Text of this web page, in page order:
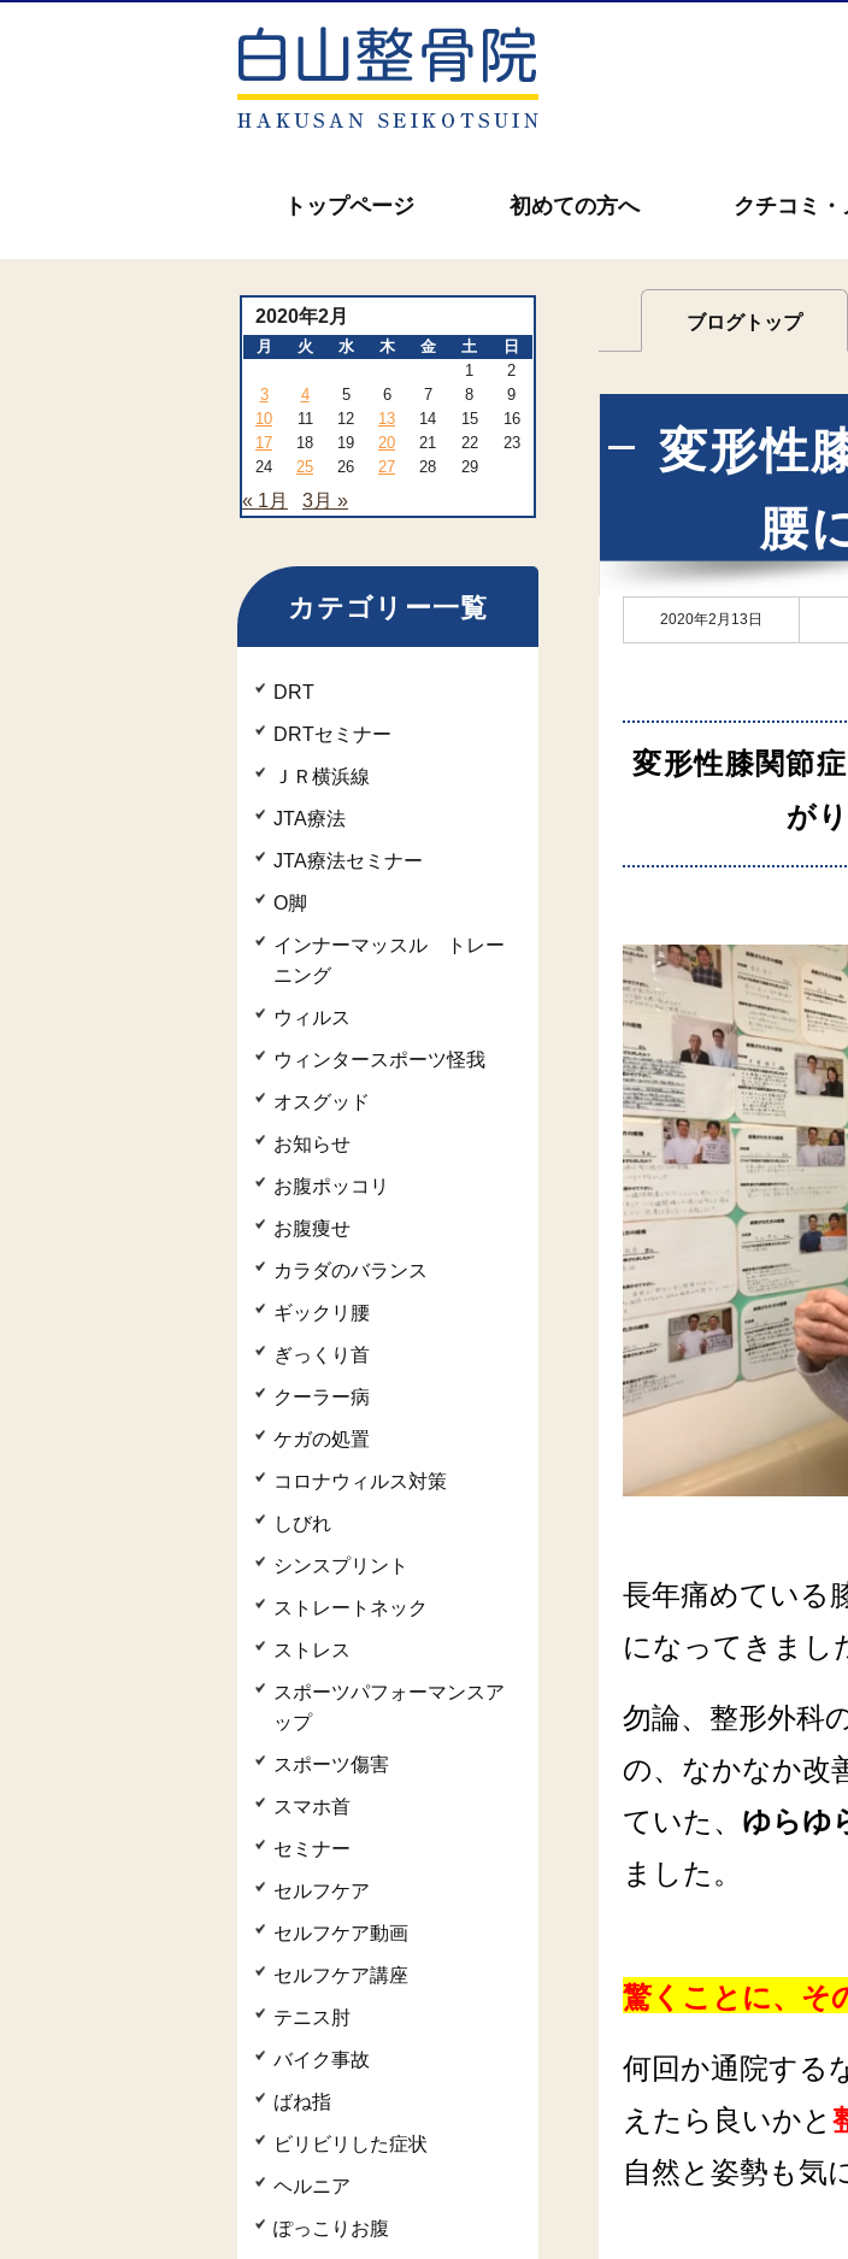
トップページ 初めての方へ クチコミ
ブログトップ
変形性
腰
2020年2月13日
変形性膝関節
が
長年痛めている
になってきまし
勿論、整形外科
の、なかなか改
ていた、 ゆらゆ
ました。
驚くことに、そ
何回か通院する
えたら良いかと
自然と姿勢も気
2020年2月
月 火 水 木 金 土
日
1
2
3
4 5 6 7 8
9
10
11 12 13 14 15
16
17
18 19 20 21 22
23
24
25 26 27 28 29
« 1月 3月 »
カテゴリー一覧
DRT
DRTセミナー
ＪＲ横浜線
JTA療法
JTA療法セミナー
O脚
インナーマッスル トレー
ニング
ウィルス
ウィンタースポーツ怪我
オスグッド
お知らせ
お腹ポッコリ
お腹痩せ
カラダのバランス
ギックリ腰
ぎっくり首
クーラー病
ケガの処置
コロナウィルス対策
しびれ
シンスプリント
ストレートネック
ストレス
スポーツパフォーマンスア
ップ
スポーツ傷害
スマホ首
セミナー
セルフケア
セルフケア動画
セルフケア講座
テニス肘
バイク事故
ばね指
ビリビリした症状
ヘルニア
ぽっこりお腹